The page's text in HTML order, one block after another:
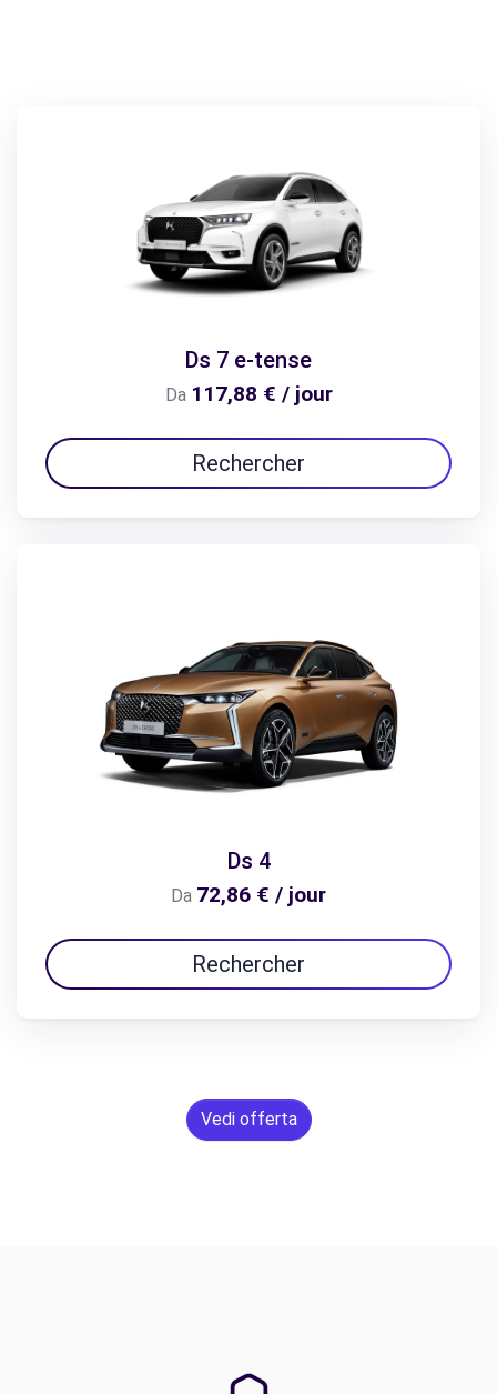
Ds 7 e-tense
Da 117,88 € / jour
Rechercher
Ds 4
Da 72,86 € / jour
Rechercher
Vedi offerta